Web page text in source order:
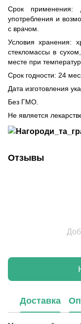
Срок
употребления и
с врачом.
Условия хранения:
стекломассы в
месте при
Срок годности: 24
Дата изготовления
Без ГМО.
Не является
Отзывы
Доставка